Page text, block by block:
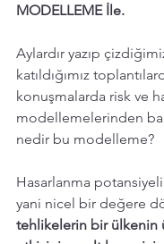
MODELLEME İle.
Aylardır yazıp
katıldığımız
konuşmalarda risk ve
modellemelerinden
nedir bu modelleme?
Hasarlanma
yani nicel bir değere
tehlikelerin bir ülkenin